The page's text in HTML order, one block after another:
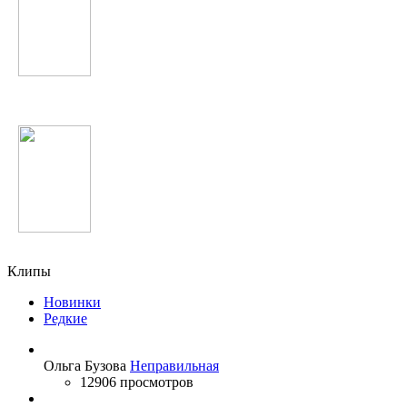
Клипы
Новинки
Редкие
Ольга Бузова Неправильная
12906 просмотров